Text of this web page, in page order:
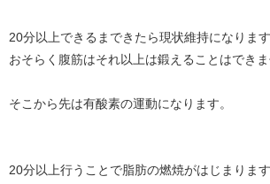
20分以上できるまできたら現状維持になります
おそらく腹筋はそれ以上は鍛えることはできま
そこから先は有酸素の運動になります。
20分以上行うことで脂肪の燃焼がはじまります